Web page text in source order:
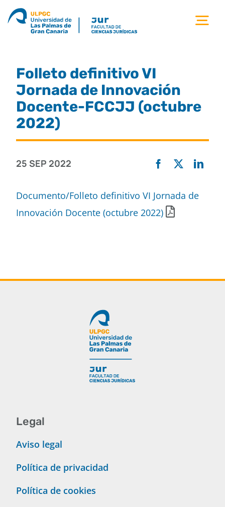
Saltar
titulaciones
noticias
Folleto definitivo VI
Jornada de Innovación
Docente-FCCJJ (octubre
2022)
25 SEP 2022
Documento/Folleto definitivo VI Jornada de
Innovación Docente (octubre 2022)
Legal
Aviso legal
Política de privacidad
Política de cookies